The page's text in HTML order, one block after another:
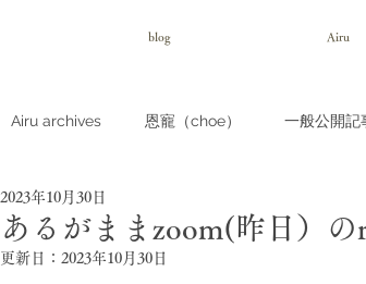
blog Airu
Airu archives 恩寵（choe） 一般公開記
あるがままzoom(昨日）の
2023年10月30日
更新日： 2023年10月30日